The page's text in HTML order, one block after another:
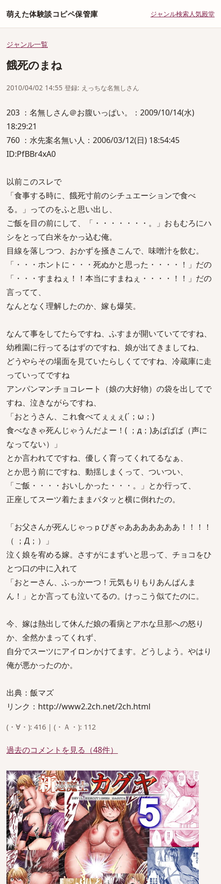
萌えた体験談コピペ保管庫 ジャンル検索人気殿堂
ジャンル一覧
餓死のまね
2010/04/02 14:55 登録: えっちな名無しさん
203 ：名無しさん＠お腹いっぱい。：2009/10/14(水)
18:29:21
760 ：水先案名無い人：2006/03/12(日) 18:54:45
ID:PfBBr4xA0
以前このスレで
「食事する時に、餓死寸前のシチュエーションで食べ
る。」ってのをふと思い出し、
ご飯を目の前にして、「・・・・・・・。」おもむろにハ
シをとって白米をかっ込む俺。
目線を落しつつ、おかずを掻きこんで、味噌汁を飲む。
「・・・ホントに・・・死ぬかと思った・・・・！」だの
「・・・すまねぇ！！本当にすまねぇ・・・・！！」だの
言ってて、
なんとなく理解したのか、嫁も爆笑。
なんて事をしてたらですね、ふすまが開いていてですね、
幼稚園に行ってるはずのですね、娘が出てきましてね、
どうやらその場面を見ていたらしくてですね、冷蔵庫に走
っていってですね
アンパンマンチョコレート（娘の大好物）の袋を出してで
すね、泣きながらですね、
「おとうさん、これ食べてぇぇぇ(´；ω；)
食べなきゃ死んじゃうんだよー！( ；д；)あばばば（声に
なってない）」
とか言われてですね、優しく育ってくれてるなぁ、
とか思う前にですね、動揺しまくって、ついつい、
「ご飯・・・・おいしかった・・・。」とか行って、
正座してスーツ着たままパタッと横に倒れたの。
「お父さんが死んじゃっｐぴぎゃあああああああ！！！！
（ ；Д；）」
泣く娘を宥める嫁。さすがにまずいと思って、チョコをひ
とつ口の中に入れて
「おとーさん、ふっかーつ！元気もりもりあんぱんま
ん！」とか言っても泣いてるの。けっこう似てたのに。
今、嫁は熱出して休んだ娘の看病とアホな旦那への怒り
か、全然かまってくれず、
自分でスーツにアイロンかけてます。どうしよう。やはり
俺が悪かったのか。
出典：飯マズ
リンク：http://www2.2ch.net/2ch.html
(・∀・): 416 | (・Ａ・): 112
過去のコメントを見る（48件）